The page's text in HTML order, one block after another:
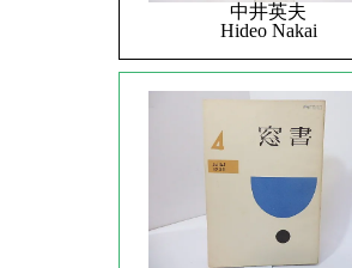
中井英夫
Hideo Nakai